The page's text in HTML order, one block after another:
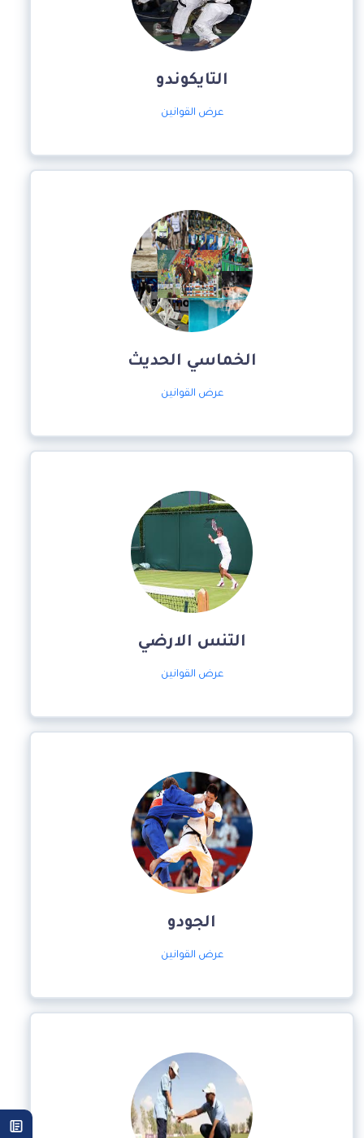
التايكوندو
عرض القوانين
الخماسي الحديث
عرض القوانين
التنس الارضي
عرض القوانين
الجودو
عرض القوانين